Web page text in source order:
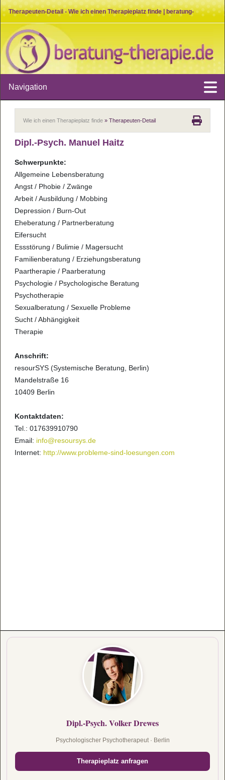
Therapeuten-Detail - Wie ich einen Therapieplatz finde | beratung-
therapie.de
Navigation
Wie ich einen Therapieplatz finde » Therapeuten-Detail
Dipl.-Psych. Manuel Haitz
Schwerpunkte:
Allgemeine Lebensberatung
Angst / Phobie / Zwänge
Arbeit / Ausbildung / Mobbing
Depression / Burn-Out
Eheberatung / Partnerberatung
Eifersucht
Essstörung / Bulimie / Magersucht
Familienberatung / Erziehungsberatung
Paartherapie / Paarberatung
Psychologie / Psychologische Beratung
Psychotherapie
Sexualberatung / Sexuelle Probleme
Sucht / Abhängigkeit
Therapie
Anschrift:
resourSYS (Systemische Beratung, Berlin)
Mandelstraße 16
10409 Berlin
Kontaktdaten:
Tel.: 017639910790
Email: info@resoursys.de
Internet: http://www.probleme-sind-loesungen.com
Dipl.-Psych. Volker Drewes
Psychologischer Psychotherapeut · Berlin
Therapieplatz anfragen